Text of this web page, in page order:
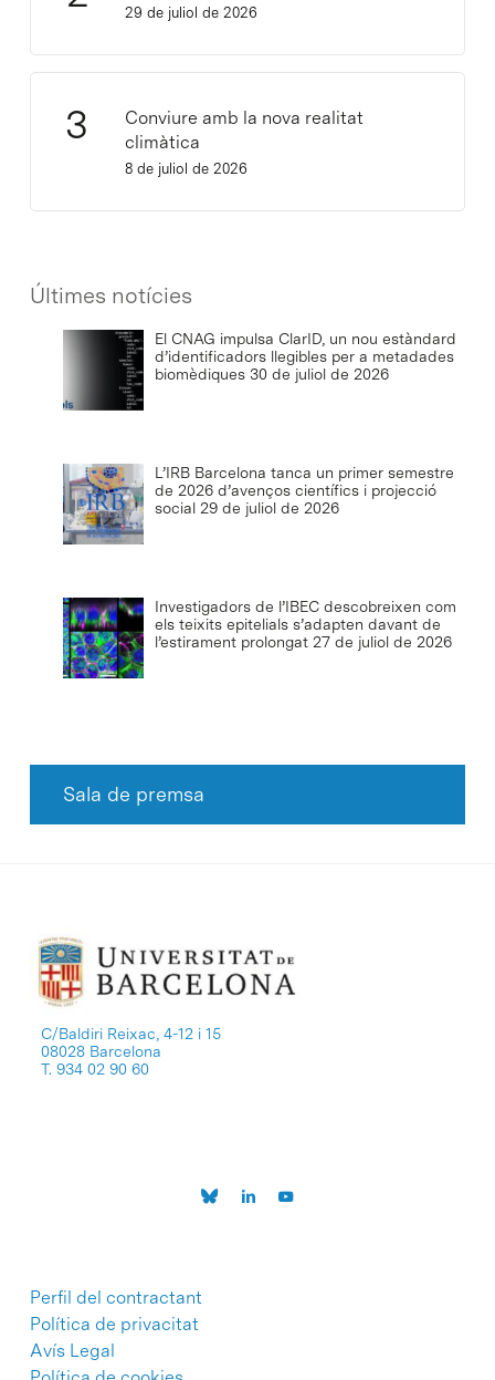
29 de juliol de 2026
Conviure amb la nova realitat
climàtica
8 de juliol de 2026
Últimes notícies
El CNAG impulsa ClarID, un nou estàndard
d’identificadors llegibles per a metadades
biomèdiques 30 de juliol de 2026
L’IRB Barcelona tanca un primer semestre
de 2026 d’avenços científics i projecció
social 29 de juliol de 2026
Investigadors de l’IBEC descobreixen com
els teixits epitelials s’adapten davant de
l’estirament prolongat 27 de juliol de 2026
Sala de premsa
C/Baldiri Reixac, 4-12 i 15
08028 Barcelona
T. 934 02 90 60
Perfil del contractant
Política de privacitat
Avís Legal